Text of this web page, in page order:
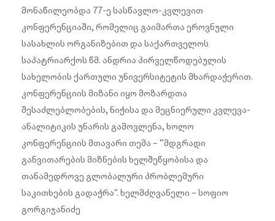
მონაწილეობდა 77-ე სასწავლო-კვლევით
კონფერენციაში, რომელიც გაიმართა ეროვნული
სასახლის ორგანიზებით და საქართველოს
საპატრიარქოს წმ. ანდრია პირველწოდებულის
სახელობის ქართული უნივერსიტეტის მხარდაჭერით.
კონფერენციის მიზანი იყო მოზარდთა
შესაძლებლობების, ნიჭისა და მეცნიერული კვლევა-
ანალიტიკის უნარის გამოვლენა, ხოლო
კონფერენციის მთავარი თემა – “მდგრადი
განვითარების მიზნების ხელშეწყობისა და
თანამედროვე გლობალური პრობლემური
საკითხების გადაჭრა”. ხელმძღვანელი – სოფიო
გორგიჯანიძე